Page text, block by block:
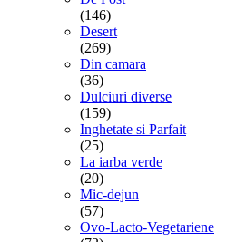
(146)
Desert
(269)
Din camara
(36)
Dulciuri diverse
(159)
Inghetate si Parfait
(25)
La iarba verde
(20)
Mic-dejun
(57)
Ovo-Lacto-Vegetariene